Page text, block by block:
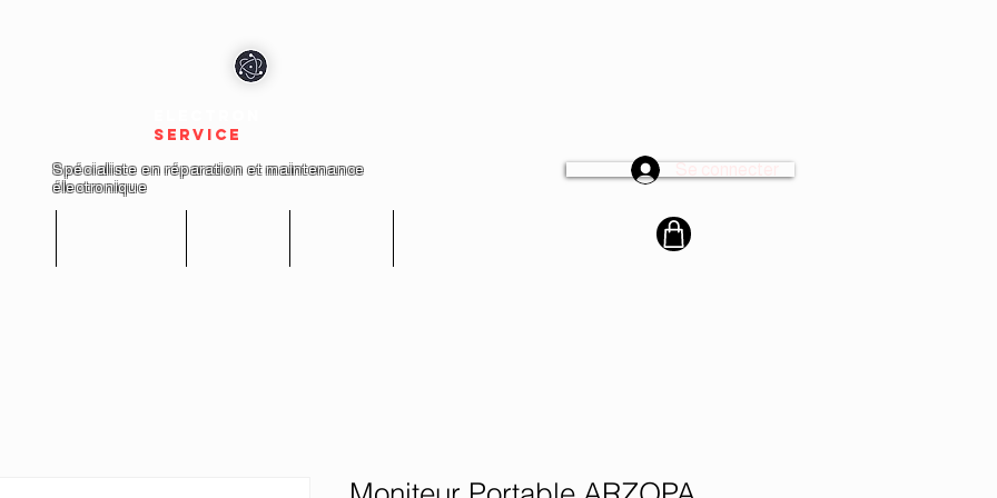
service
Spécialiste en réparation et maintenance
électronique